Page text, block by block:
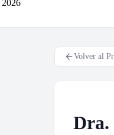
2026
Volver al
Dra.